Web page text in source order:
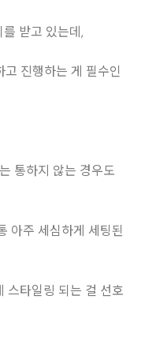
받고 있는데,
진행하는 게 필수인
통하지 않는 경우도
아주 세심하게 세팅된
스타일링 되는 걸 선호